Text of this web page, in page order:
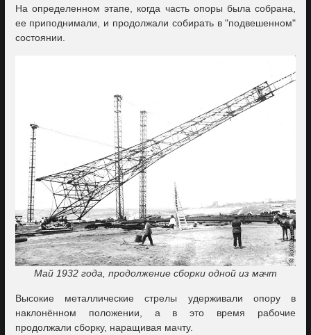
На определенном этапе, когда часть опоры была собрана,
ее приподнимали, и продолжали собирать в "подвешенном"
состоянии.
Май 1932 года, продолжение сборки одной из мачт
Высокие металлические стрелы удерживали опору в
наклонённом положении, а в это время рабочие
продолжали сборку, наращивая мачту.